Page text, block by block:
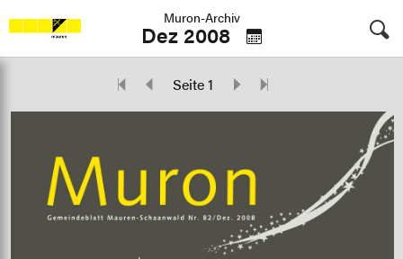
Muron-Archiv
Dez 2008
Seite 1